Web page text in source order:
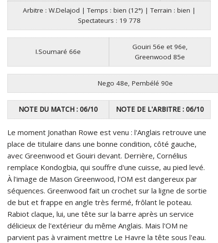
Arbitre : W.Delajod | Temps : bien (12°) | Terrain : bien |
Spectateurs : 19 778
I.Soumaré 66e
Gouiri 56e et 96e,
Greenwood 85e
Nego 48e, Pembélé 90e
NOTE DU MATCH : 06/10 NOTE DE L'ARBITRE : 06/10
Le moment Jonathan Rowe est venu : l'Anglais retrouve une
place de titulaire dans une bonne condition, côté gauche,
avec Greenwood et Gouiri devant. Derrière, Cornélius
remplace Kondogbia, qui souffre d'une cuisse, au pied levé.
À l'image de Mason Greenwood, l'OM est dangereux par
séquences. Greenwood fait un crochet sur la ligne de sortie
de but et frappe en angle très fermé, frôlant le poteau.
Rabiot claque, lui, une tête sur la barre après un service
délicieux de l'extérieur du même Anglais. Mais l'OM ne
parvient pas à vraiment mettre Le Havre la tête sous l'eau.